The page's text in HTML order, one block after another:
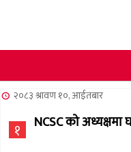
२०८३ श्रावण १०, आईतबार
१ NCSC को अध्यक्षमा